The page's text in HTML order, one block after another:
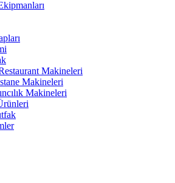
Makineleri
Makineleri
Makineleri